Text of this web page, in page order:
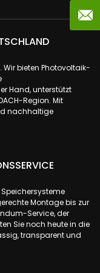
Wir bieten Photovoltaik-
Hand, unterstützt
Region. Mit
nachhaltige
Montage bis zur
Service, der
Sie noch heute in die
transparent und